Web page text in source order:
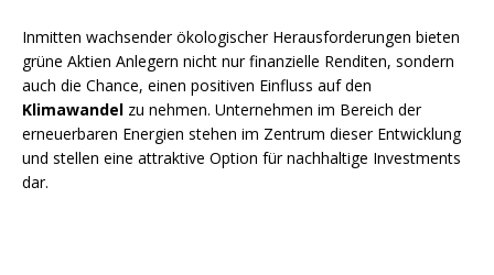
Inmitten wachsender ökologischer Herausforderungen bieten
grüne Aktien Anlegern nicht nur finanzielle Renditen, sondern
auch die Chance, einen positiven Einfluss auf den
Klimawandel zu nehmen. Unternehmen im Bereich der
erneuerbaren Energien stehen im Zentrum dieser Entwicklung
und stellen eine attraktive Option für nachhaltige Investments
dar.